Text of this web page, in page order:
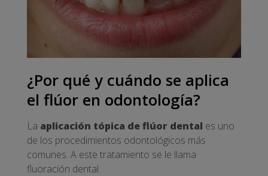
¿Por qué y cuándo se aplica
el flúor en odontología?
La aplicación tópica de flúor dental es uno
de los procedimientos odontológicos más
comunes. A este tratamiento se le llama
fluoración dental.